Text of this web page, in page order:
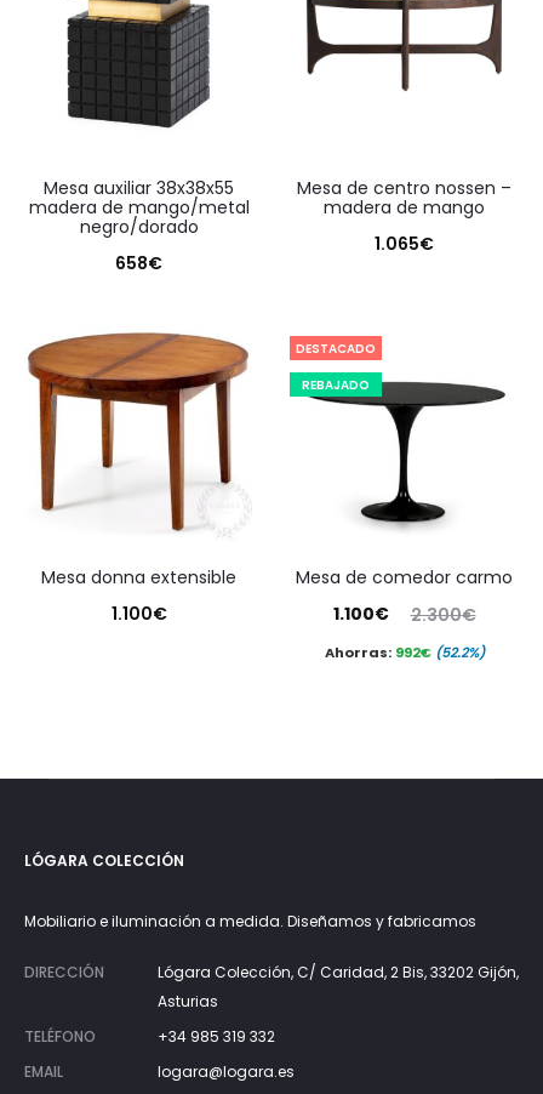
mesa auxiliar 38x38x55
madera de mango/metal
negro/dorado
658€
mesa de centro nossen –
madera de mango
1.065€
mesa donna extensible
1.100€
DESTACADO
REBAJADO
mesa de comedor carmo
2.300€
El
precio
1.100€
El
precioAhorras: 992€ (52.2%)
LÓGARA COLECCIÓN
Mobiliario e iluminación a medida. Diseñamos y fabricamos
DIRECCIÓN
Lógara Colección, C/ Caridad, 2 Bis, 33202 Gijón,
Asturias
TELÉFONO
+34 985 319 332
EMAIL
logara@logara.es